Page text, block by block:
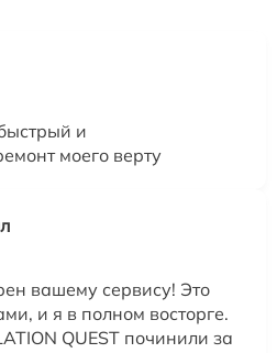
и
моего верту
вашему сервису! Это
и я в полном восторге.
QUEST починили за